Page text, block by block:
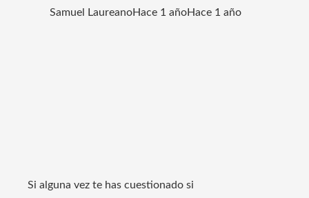
Samuel LaureanoHace 1 añoHace 1 año
Si alguna vez te has cuestionado si